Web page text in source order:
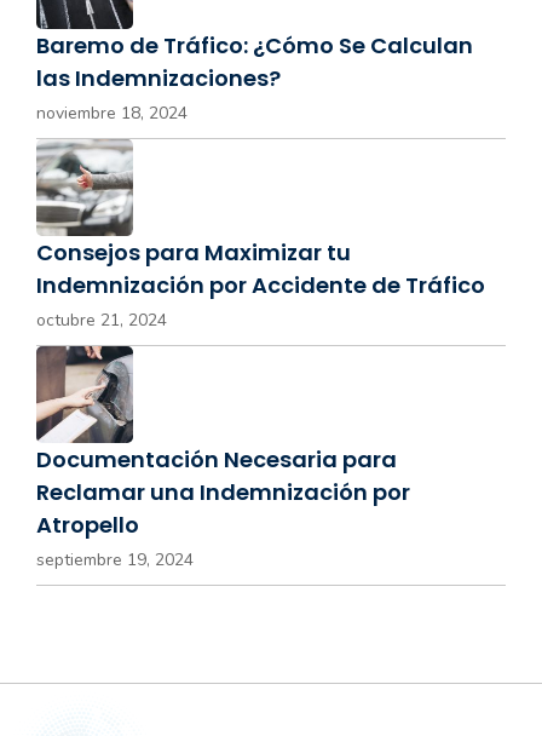
Baremo de Tráfico: ¿Cómo Se Calculan
las Indemnizaciones?
noviembre 18, 2024
Consejos para Maximizar tu
Indemnización por Accidente de Tráfico
octubre 21, 2024
Documentación Necesaria para
Reclamar una Indemnización por
Atropello
septiembre 19, 2024